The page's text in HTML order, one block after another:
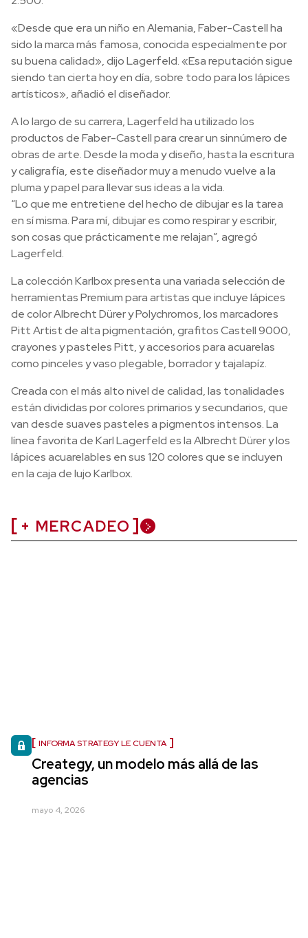
«Desde que era un niño en Alemania, Faber-Castell ha
sido la marca más famosa, conocida especialmente por
su buena calidad», dijo Lagerfeld. «Esa reputación sigue
siendo tan cierta hoy en día, sobre todo para los lápices
artísticos», añadió el diseñador.
A lo largo de su carrera, Lagerfeld ha utilizado los
productos de Faber-Castell para crear un sinnúmero de
obras de arte. Desde la moda y diseño, hasta la escritura
y caligrafía, este diseñador muy a menudo vuelve a la
pluma y papel para llevar sus ideas a la vida.
“Lo que me entretiene del hecho de dibujar es la tarea
en sí misma. Para mí, dibujar es como respirar y escribir,
son cosas que prácticamente me relajan”, agregó
Lagerfeld.
La colección Karlbox presenta una variada selección de
herramientas Premium para artistas que incluye lápices
de color Albrecht Dürer y Polychromos, los marcadores
Pitt Artist de alta pigmentación, grafitos Castell 9000,
crayones y pasteles Pitt, y accesorios para acuarelas
como pinceles y vaso plegable, borrador y tajalapíz.
Creada con el más alto nivel de calidad, las tonalidades
están divididas por colores primarios y secundarios, que
van desde suaves pasteles a pigmentos intensos. La
línea favorita de Karl Lagerfeld es la Albrecht Dürer y los
lápices acuarelables en sus 120 colores que se incluyen
en la caja de lujo Karlbox.
+ MERCADEO
INFORMA STRATEGY LE CUENTA
Creategy, un modelo más allá de las
agencias
mayo 4, 2026